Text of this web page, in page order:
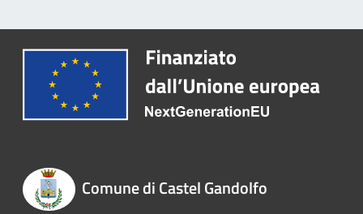
Comune di Castel Gandolfo